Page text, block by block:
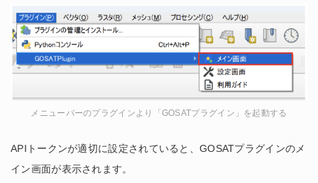
メニューバーのプラグインより「GOSATプラグイン」を起動する
APIトークンが適切に設定されていると、GOSATプラグインのメ
イン画面が表示されます。